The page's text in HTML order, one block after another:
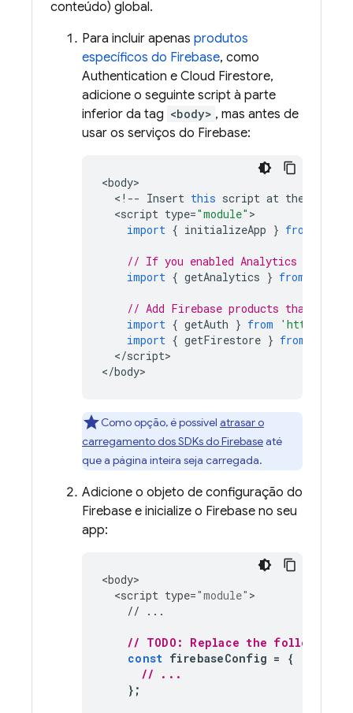
conteúdo) global.
Para incluir apenas produtos
específicos do Firebase, como
Authentication e Cloud Firestore,
adicione o seguinte script à parte
inferior da tag <body> , mas antes de
usar os serviços do Firebase:
<body
< !-- Insert this script at the
<script type="module"
import { initializeApp } from
// If you enabled Analytics
import { getAnalytics } from
// Add Firebase products that you
import { getAuth } from
'https://
import { getFirestore } from
</script>
</body>
Como opção, é possível atrasar o
carregamento dos SDKs do Firebaseaté
que a página inteira seja carregada.
Adicione o objeto de configuração do
Firebase e inicialize o Firebase no seu
app:
<body
<script type="module"
// ...
// TODO: Replace the following
const firebaseConfig =
{
// ...
};